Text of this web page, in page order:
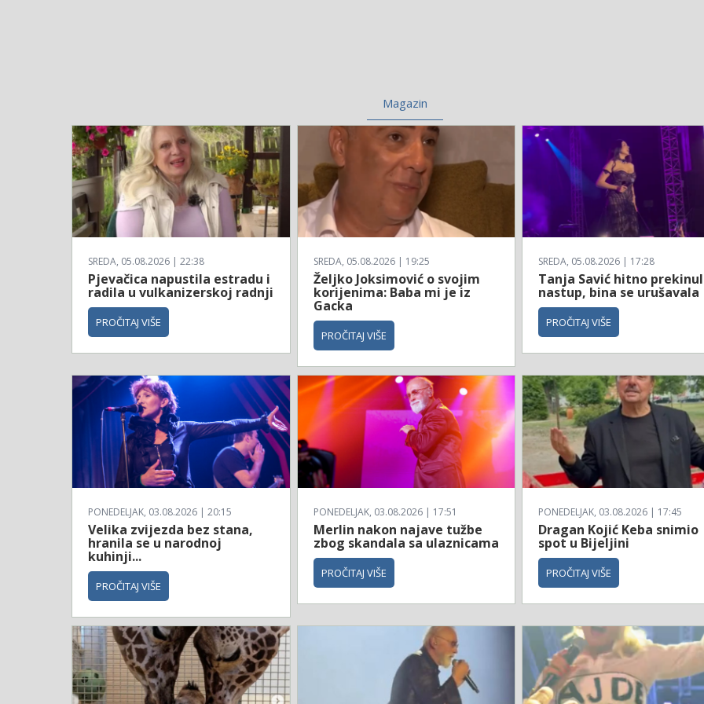
Magazin
SREDA, 05.08.2026 | 22:38
Pjevačica napustila estradu i
radila u vulkanizerskoj radnji
PROČITAJ VIŠE
SREDA, 05.08.2026 | 19:25
Željko Joksimović o svojim
korijenima: Baba mi je iz
Gacka
PROČITAJ VIŠE
SREDA, 05.08.2026 | 17:28
Tanja Savić hitno
nastup, bina se urušavala
PROČITAJ VIŠE
PONEDELJAK, 03.08.2026 | 20:15
Velika zvijezda bez stana,
hranila se u narodnoj
kuhinji...
PROČITAJ VIŠE
PONEDELJAK, 03.08.2026 | 17:51
Merlin nakon najave tužbe
zbog skandala sa ulaznicama
PROČITAJ VIŠE
PONEDELJAK, 03.08.2026 | 17:45
Dragan Kojić Keba snimio
spot u Bijeljini
PROČITAJ VIŠE